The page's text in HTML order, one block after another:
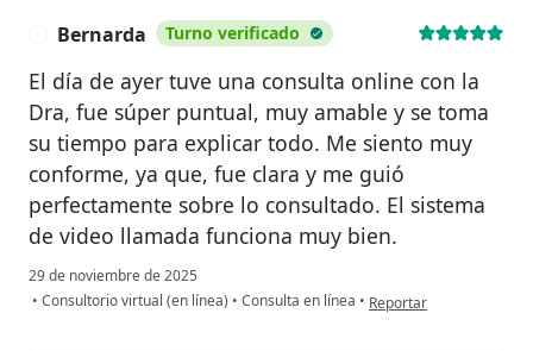
Bernarda Turno verificado
El día de ayer tuve una consulta online con la
Dra, fue súper puntual, muy amable y se toma
su tiempo para explicar todo. Me siento muy
conforme, ya que, fue clara y me guió
perfectamente sobre lo consultado. El sistema
de video llamada funciona muy bien.
29 de noviembre de 2025
• Consultorio virtual (en línea) • Consulta en línea • en opinión del usuario
Reportar